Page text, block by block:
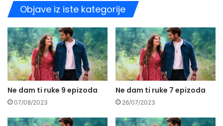
Objave iz iste kategorije
Ne dam ti ruke 9 epizoda
07/08/2023
Ne dam ti ruke 7 epizoda
26/07/2023